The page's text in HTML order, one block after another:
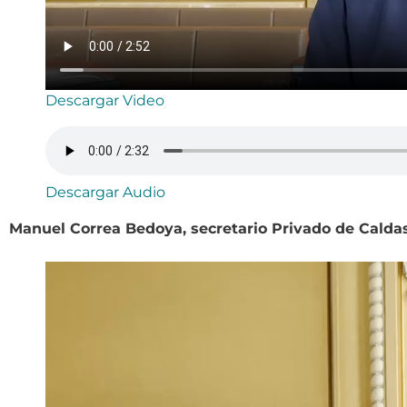
Descargar Video
Descargar Audio
Manuel Correa Bedoya, secretario Privado de